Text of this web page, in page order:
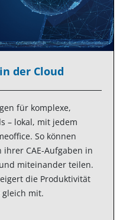
der Cloud
für komplexe,
– lokal, mit jedem
So können
CAE-Aufgaben in
miteinander teilen.
die Produktivität
mit.